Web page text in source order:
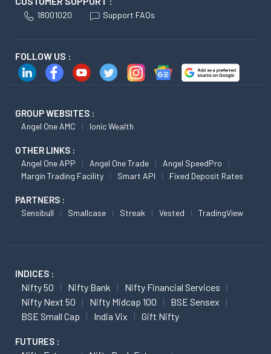
18001020 Support FAQs
FOLLOW US :
GROUP WEBSITES :
Angel One AMC Ionic Wealth
OTHER LINKS :
Angel One APP Angel One Trade
Angel SpeedPro
Margin Trading Facility
Smart API Fixed Deposit Rates
PARTNERS :
Sensibull Smallcase Streak Vested TradingView
INDICES :
Nifty 50 Nifty Bank
Nifty Financial Services
Nifty Next 50
Nifty Midcap 100
BSE Sensex
BSE Small Cap
India Vix Gift Nifty
FUTURES :